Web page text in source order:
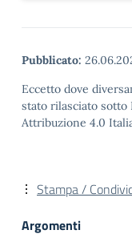
Pubblicato:
Eccetto dove
stato rilasciato sotto
Attribuzione 4.0
Stampa /
Argomenti